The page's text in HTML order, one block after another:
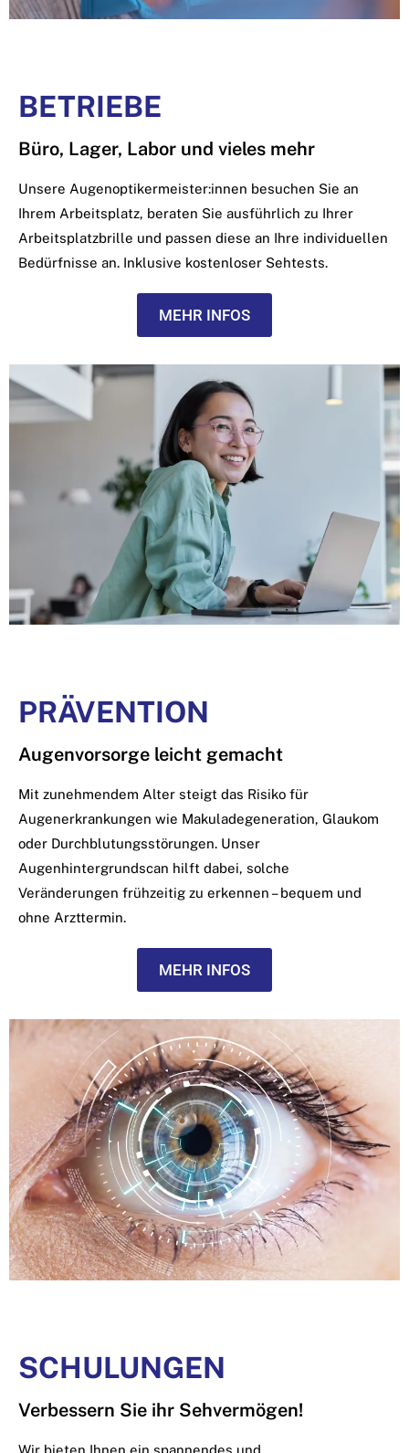
BETRIEBE
Büro, Lager, Labor und vieles mehr
Unsere Augenoptikermeister:innen besuchen Sie an
Ihrem Arbeitsplatz, beraten Sie ausführlich zu Ihrer
Arbeitsplatzbrille und passen diese an Ihre individuellen
Bedürfnisse an. Inklusive kostenloser Sehtests.
MEHR INFOS
PRÄVENTION
Augenvorsorge leicht gemacht
Mit zunehmendem Alter steigt das Risiko für
Augenerkrankungen wie Makuladegeneration, Glaukom
oder Durchblutungsstörungen. Unser
Augenhintergrundscan hilft dabei, solche
Veränderungen frühzeitig zu erkennen – bequem und
ohne Arzttermin.
MEHR INFOS
SCHULUNGEN
Verbessern Sie ihr Sehvermögen!
Wir bieten Ihnen ein spannendes und